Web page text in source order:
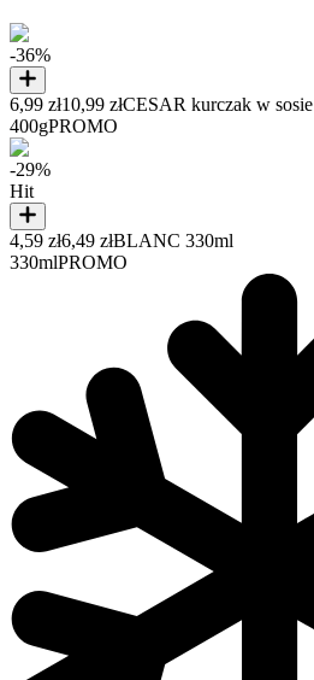
-36%
6,99 zł10,99 złCESAR kurczak w sosie
400gPROMO
-29%
Hit
4,59 zł6,49 złBLANC 330ml
330mlPROMO